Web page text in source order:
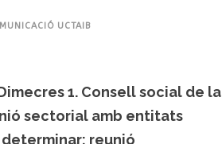
UCTAIB
1. Consell social de la
sectorial amb entitats
determinar: reunió